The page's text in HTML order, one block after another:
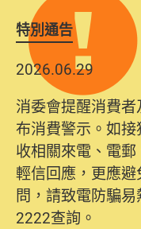
特別通告
2026.06.29
消委會提醒消費
布消費警示。如
收相關來電、電
輕信回應，更應
問，請致電防騙
2222查詢。